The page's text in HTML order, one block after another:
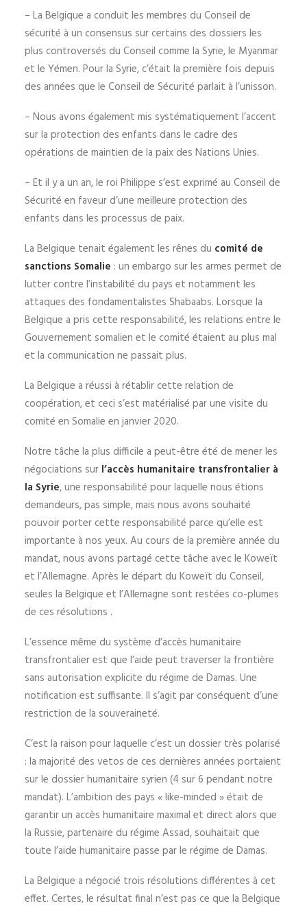
– La Belgique a conduit les membres du Conseil de
sécurité à un consensus sur certains des dossiers les
plus controversés du Conseil comme la Syrie, le Myanmar
et le Yémen. Pour la Syrie, c’était la première fois depuis
des années que le Conseil de Sécurité parlait à l’unisson.
– Nous avons également mis systématiquement l’accent
sur la protection des enfants dans le cadre des
opérations de maintien de la paix des Nations Unies.
– Et il y a un an, le roi Philippe s’est exprimé au Conseil de
Sécurité en faveur d’une meilleure protection des
enfants dans les processus de paix.
La Belgique tenait également les rênes du comité de
sanctions Somalie : un embargo sur les armes permet de
lutter contre l’instabilité du pays et notamment les
attaques des fondamentalistes Shabaabs. Lorsque la
Belgique a pris cette responsabilité, les relations entre le
Gouvernement somalien et le comité étaient au plus mal
et la communication ne passait plus.
La Belgique a réussi à rétablir cette relation de
coopération, et ceci s’est matérialisé par une visite du
comité en Somalie en janvier 2020.
Notre tâche la plus difficile a peut-être été de mener les
négociations sur l’accès humanitaire transfrontalier à
la Syrie, une responsabilité pour laquelle nous étions
demandeurs, pas simple, mais nous avons souhaité
pouvoir porter cette responsabilité parce qu’elle est
importante à nos yeux. Au cours de la première année du
mandat, nous avons partagé cette tâche avec le Koweït
et l’Allemagne. Après le départ du Koweït du Conseil,
seules la Belgique et l’Allemagne sont restées co-plumes
de ces résolutions .
L’essence même du système d’accès humanitaire
transfrontalier est que l’aide peut traverser la frontière
sans autorisation explicite du régime de Damas. Une
notification est suffisante. Il s’agit par conséquent d’une
restriction de la souveraineté.
C’est la raison pour laquelle c’est un dossier très polarisé
: la majorité des vetos de ces dernières années portaient
sur le dossier humanitaire syrien (4 sur 6 pendant notre
mandat). L’ambition des pays « like-minded » était de
garantir un accès humanitaire maximal et direct alors que
la Russie, partenaire du régime Assad, souhaitait que
toute l’aide humanitaire passe par le régime de Damas.
La Belgique a négocié trois résolutions différentes à cet
effet. Certes, le résultat final n’est pas ce que la Belgique